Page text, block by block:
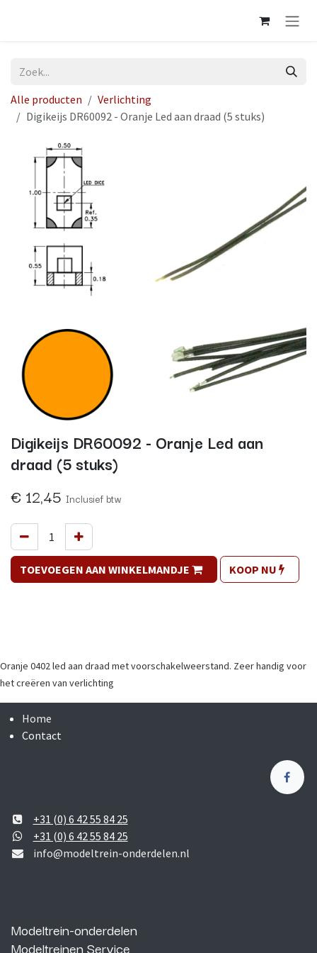
Alle producten
Verlichting
Digikeijs DR60092 - Oranje Led aan draad (5 stuks)
Digikeijs DR60092 - Oranje Led aan
draad (5 stuks)
€ 12,45 Inclusief btw
TOEVOEGEN AAN WINKELMANDJE KOOP NU
Oranje 0402 led aan draad met voorschakelweerstand. Zeer handig voor
het creëren van verlichting
Home
Contact
+31 (0) 6 42 55 84 25
+31 (0) 6 42 55 84 25
info@modeltrein-onderdelen.nl
Modeltrein-onderdelen
Modeltreinen Service